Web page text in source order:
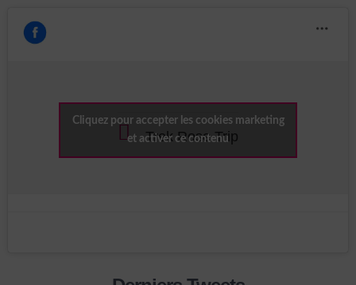
Trek Rose Trip
Cliquez pour accepter les cookies marketing
et activer ce contenu